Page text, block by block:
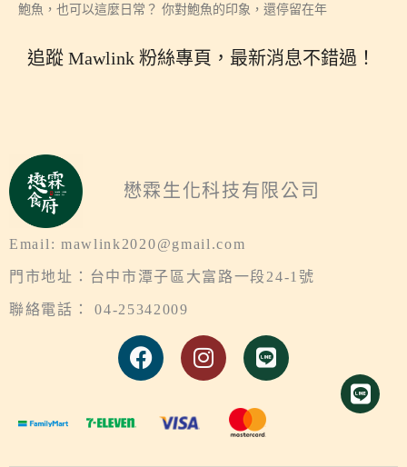
鮑魚，也可以這麼日常？ 你對鮑魚的印象，還停留在年
追蹤 Mawlink 粉絲專頁，最新消息不錯過！
懋霖生化科技有限公司
Email: mawlink2020@gmail.com
門市地址：台中市潭子區大富路一段24-1號
聯絡電話： 04-25342009
F
a
I
n
L
i
e